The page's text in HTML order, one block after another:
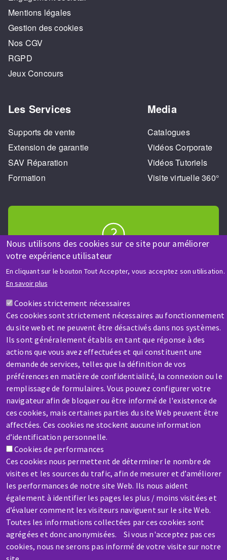
Nous utilisons des cookies sur ce site pour améliorer
votre expérience utilisateur
En cliquant sur le bouton Tout Accepter, vous acceptez son utilisation.
En savoir plus
Cookies strictement nécessaires
Ces cookies sont strictement nécessaires au fonctionnement
du site web et ne peuvent être désactivés dans nos systèmes.
Ils sont généralement établis en tant que réponse à des
actions que vous avez effectuées et qui constituent une
demande de services, telles que la définition de vos
préférences en matière de confidentialité, la connexion ou le
remplissage de formulaires. Vous pouvez configurer votre
navigateur afin de bloquer ou être informé de l'existence de
ces cookies, mais certaines parties du site Web peuvent être
affectées. Ces cookies ne stockent aucune information
d’identification personnelle.
Cookies de performances
Ces cookies nous permettent de déterminer le nombre de
visites et les sources du trafic, afin de mesurer et d’améliorer
les performances de notre site Web. Ils nous aident
également à identifier les pages les plus / moins visitées et
d’évaluer comment les visiteurs naviguent sur le site Web.
Toutes les informations collectées par ces cookies sont
agrégées et donc anonymisées. Si vous n'acceptez pas ces
cookies, nous ne serons pas informé de votre visite sur notre
Mentions légales
Gestion des cookies
Nos CGV
RGPD
Jeux Concours
Les Services
Supports de vente
Extension de garantie
SAV Réparation
Formation
Media
Catalogues
Vidéos Corporate
Vidéos Tutoriels
Visite virtuelle 360°
AIDE & CONTACT
Une question ? Un renseignement ?
Contactez-nous
SAV / RÉPARATION
Une machine cassée ? En panne ?
Contactez-nous
Aller
au
contenu
principal